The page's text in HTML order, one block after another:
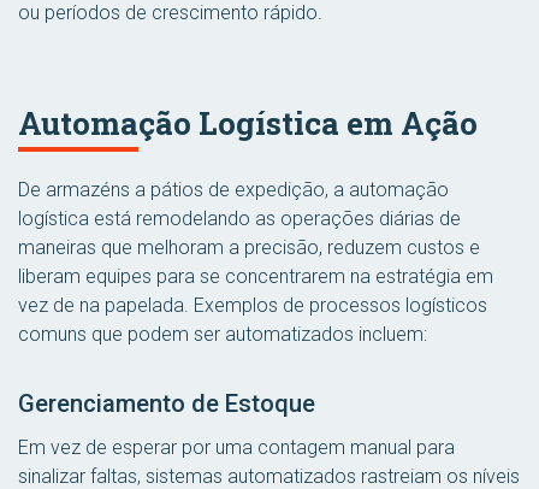
ou períodos de crescimento rápido.
Automação Logística em Ação
De armazéns a pátios de expedição, a automação
logística está remodelando as operações diárias de
maneiras que melhoram a precisão, reduzem custos e
liberam equipes para se concentrarem na estratégia em
vez de na papelada. Exemplos de processos logísticos
comuns que podem ser automatizados incluem:
Gerenciamento de Estoque
Em vez de esperar por uma contagem manual para
sinalizar faltas, sistemas automatizados rastreiam os níveis